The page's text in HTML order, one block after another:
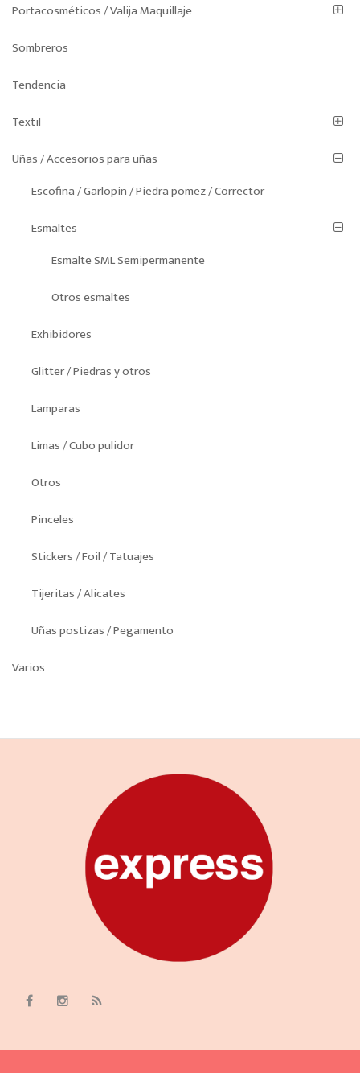
Portacosméticos / Valija Maquillaje
Sombreros
Tendencia
Textil
Uñas / Accesorios para uñas
Escofina / Garlopin / Piedra pomez / Corrector
Esmaltes
Esmalte SML Semipermanente
Otros esmaltes
Exhibidores
Glitter / Piedras y otros
Lamparas
Limas / Cubo pulidor
Otros
Pinceles
Stickers / Foil / Tatuajes
Tijeritas / Alicates
Uñas postizas / Pegamento
Varios